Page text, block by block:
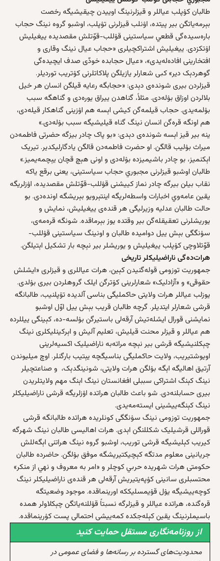
طالبان کۉپلب عیاللر و قیزلرنینگ اوییدن چیقیشیگه رخصت
بېرمه‌یاتگن بیر پیتده، اۉنلب قیزلرنی تۉپلب، اوشبو گروه نینگ حجاب
باره‌سیده‌گی قطعي سیاستینی قۉللب-قوّتلش مقصدیده ییغیلیش
اۉتکزدی. ییغیلیش اشتراکچیلری «حجاب عیال نینگ وقاری و
افتخارینی افاده‌له‌یدی»، «عیال حجابده خودّی صدف ایچیده‌گی
گوهردېک دیر» کبی شعارلر یازیلگن پلاکاتلرنی کۉتریب توردیلر.
قیزلردن بیری شونده‌ی دېدی: «حجابگه رعایه‌ قیلگن انسان هر خیل
بلالردن اوزاق بۉله‌دی. مثلاً، گناهدن ییراق یوره‌دی و گناهگه سبب
بۉلمه‌یدی. حجاب قیلمه‌گن کیشی اېسه هم اۉزینی گناهکار قیله‌دی،
هم اونگه قره‌گن انسان نینگ گناه قیلیشیگه سبب بۉله‌دی.»
ینه‌ بیر قیز اېسه شونده‌ی دېدی: «بو پاک چا‌در بیزگه حضرتی فاطمه‌دن
میراث بۉلیب قالگن. او حضرت فاطمه‌دن قالگن یادگارلیکدیر. تیریک
اېکنمیز، بو چا‌در باشیمیزده بۉله‌دی و اونی هېچ قچان یېچمه‌یمیز.»
طالبان اوشبو قیزلرنی مجبوري حجاب سیاستینی، یعنی برقع یاکه
نقاب بیلن بیرگه‌ چادر نماز کيیشنی قۉللب-قوّتلش مقصدیده، اۉزلریگه
یقین عامه‌وي اخبارات واسطه‌لریگه اینتېرویو بېریشگه اونده‌دی. بو
حالت طالبان عدلیه‌‌ وزیرلیگی هر قنده‌ی ییغیلیش، نمایش و
یوریشلرنی تعقیقله‌گن بیر وقتده یوز بېرماقده. شونگه قره‌مه‌ی،
سۉنگگی بېش ییل دوامیده‌ طالبان و اونینگ سیاستینی قۉللب-
قوّتلاوچی کۉپلب ییغیلیش و یوریشلر بیر نېچه‌ بار تشکیل اېتیلگن.
هراتده‌گی ناراضیلیکلر تاریخی
جمهوریت‌ توزومی قوله‌گنیدن کېین، هرات عیاللری و قیزلری «ایشلش
حقوقی» و «آزادلیک» شعارلرینی کۉترگن ایلک گروهلردن بیری بۉلدی.
یوزلب عیاللر هرات ولایتی حاکملیگی بناسی آلدیده تۉپلنیب، طالبانگه
قرشی شعارلر ایتدیلر. گرچه طالبان قریب بېش ییل اوّل اوشبو
نمایشنی قورال ایشله‌تیش آرقه‌لی باستیرگن بۉلسه-ده، کېینگی ییللرده
هم عیاللر و قیزلر محنت قیلیش، تعلیم آلیش و اېرکینلیکلری نینگ
چېکلنیشیگه قرشی بیر نېچه‌ مراته‌به ناراضیلیک اکسیه‌لرینی
اویوشتیریب، ولایت حاکملیگی بناسیگچه یېتیب بارگنلر. اوچ میلیوندن
آرتیق اهالیگه اېگه‌ بۉلگن هرات ولایتی، شونینگدېک، و صناعتچیلر
نینگ کېنگ اشتراکی سببلی افغانستان نینگ اېنگ مهم‌ ولایتلریدن
بیری حسابلنه‌دی. شو باعث طالبان هراتده اۉزلریگه قرشی ناراضیلیکلر
نینگ کېنگه‌ییشینی ایسته‌مه‌یدی.
جمهوریت‌ توزومی نینگ سۉنگگی کونلریده هراتده طالبانگه قرشی
قوراللی قرشیلیک شکللنگن اېدی. هرات اهالیسی طالبان نینگ شهرگه
کیریب کېلیشیگه قرشی توریب، اوشبو گروه نینگ هراتنی اېگه‌للش
جریانینی معلوم مدتگه کېچیکتیریشگه موفق بۉلگن. حاضرده طالبان
حکومتی هرات شهریده حربي کوچلر و «امر به معروف و نهي از منکر»
محتسبلری سانینی کۉپه‌یتیریش آرقه‌لی هر قنده‌ی ناراضیلیکلر نینگ
کوچه‌ییشیگه یۉل قۉیمسلیککه اورینماقده. موجود وضعیتگه
قره‌گنده‌‌، هراتده عیاللر و قیزلرگه نسبتاً قۉللنه‌یاتگن چېکلاولر همده‌
باسیملرنینگ یقین کېله‌جکده کمه‌ییشی احتمالی پست کۉرینماقده.
از روزنامه‌نگاری مستقل حمایت کنید
محدودیت‌های گسترده بر رسانه‌ها و فضای عمومی در